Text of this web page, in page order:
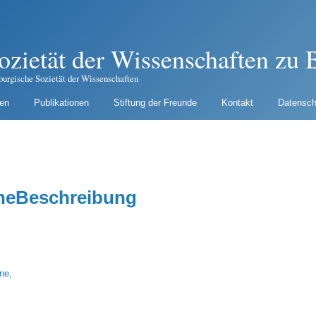
der Wissenschaften zu
Sozietät der Wissenschaften
Publikationen Stiftung der Freunde Kontakt